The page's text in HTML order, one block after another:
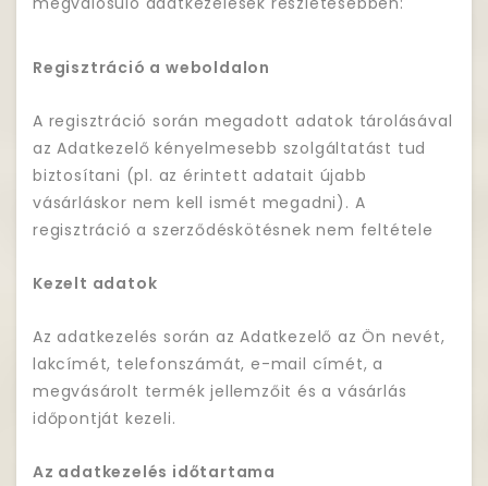
Regisztráció a weboldalon
A regisztráció során megadott adatok tárolásával
az Adatkezelő kényelmesebb szolgáltatást tud
biztosítani (pl. az érintett adatait újabb
vásárláskor nem kell ismét megadni). A
regisztráció a szerződéskötésnek nem feltétele
Kezelt adatok
Az adatkezelés során az Adatkezelő az Ön nevét,
lakcímét, telefonszámát, e-mail címét, a
megvásárolt termék jellemzőit és a vásárlás
időpontját kezeli.
Az adatkezelés időtartama